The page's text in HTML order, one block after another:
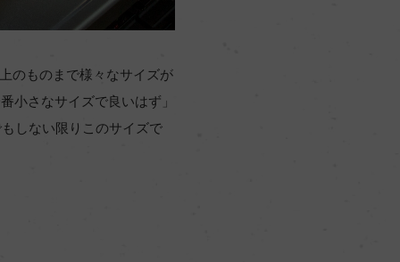
のものまで様々なサイズが
小さなサイズで良いはず」
しない限りこのサイズで